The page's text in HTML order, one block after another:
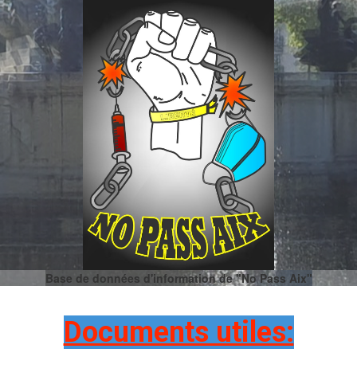
Base de données d'information de "No Pass Aix"
Documents utiles: